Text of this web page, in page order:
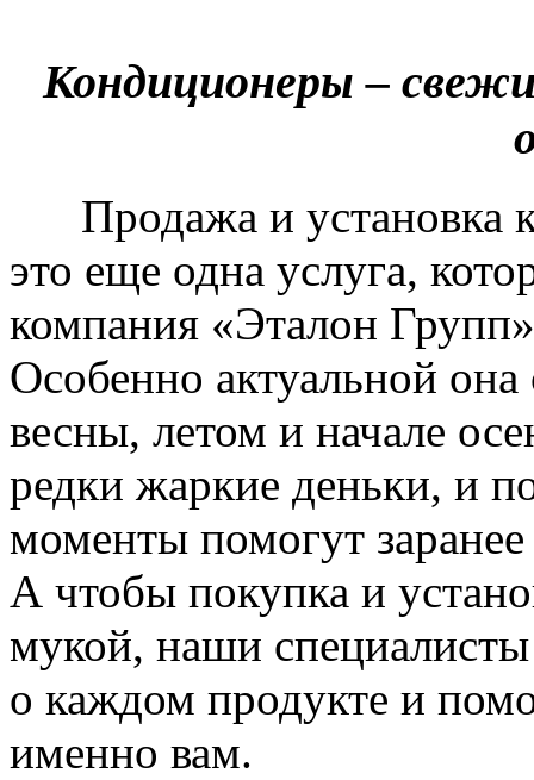
Кондиционеры –
Продажа и установка
это еще одна услуга,
компания «Эталон
Особенно актуальной она
весны, летом и начале
редки жаркие деньки, и
моменты помогут
А чтобы покупка и
мукой, наши специалисты
о каждом продукте и
именно вам.